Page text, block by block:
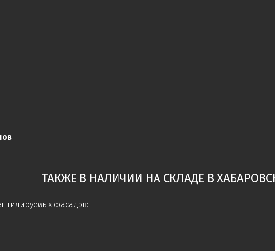
ТАКЖЕ В НАЛИЧИИ НА СКЛАДЕ В
фасадов: